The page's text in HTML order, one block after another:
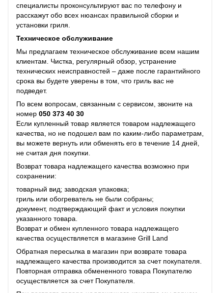
специалисты проконсультируют вас по телефону и
расскажут обо всех нюансах правильной сборки и
установки гриля.
Техническое обслуживание
Мы предлагаем техническое обслуживание всем нашим
клиентам. Чистка, регулярный обзор, устранение
технических неисправностей – даже после гарантийного
срока вы будете уверены в том, что гриль вас не
подведет.
По всем вопросам, связанным с сервисом, звоните на
номер 050 373 40 30
Если купленный товар является товаром надлежащего
качества, но не подошел вам по каким-либо параметрам,
вы можете вернуть или обменять его в течение 14 дней,
не считая дня покупки.
Возврат товара надлежащего качества возможно при
сохранении:
товарный вид; заводская упаковка;
гриль или обогреватель не были собраны;
документ, подтверждающий факт и условия покупки
указанного товара.
Возврат и обмен купленного товара надлежащего
качества осуществляется в магазине Grill Land
Обратная пересылка в магазин при возврате товара
надлежащего качества производится за счет покупателя.
Повторная отправка обмененного товара Покупателю
осуществляется за счет Покупателя.